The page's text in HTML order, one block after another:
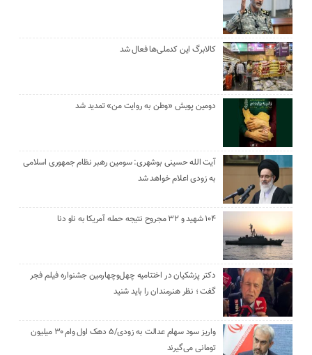
کالابرگ این کدملی‌ها فعال شد
دومین پویش «وطن به روایت من» تمدید شد
آیت الله حسینی بوشهری: سومین رهبر نظام جمهوری اسلامی
به زودی اعلام خواهد شد
۱۰۴ شهید و ۳۲ مجروح نتیجه حمله آمریکا به ناو دنا
دکتر پزشکیان در اختتامیه چهل‌وچهارمین جشنواره فیلم فجر
گفت ؛ نظر هنرمندان را باید شنید
واریز سود سهام عدالت به زودی/۵ دهک اول وام ۳۰ میلیون
تومانی می‌گیرند